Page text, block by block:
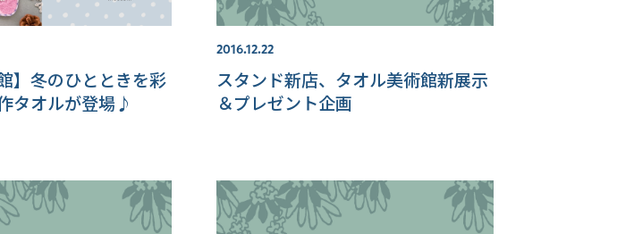
】冬のひとときを彩
タオルが登場♪
2016.12.22
スタンド新店、タオル美術館新展示
＆プレゼント企画